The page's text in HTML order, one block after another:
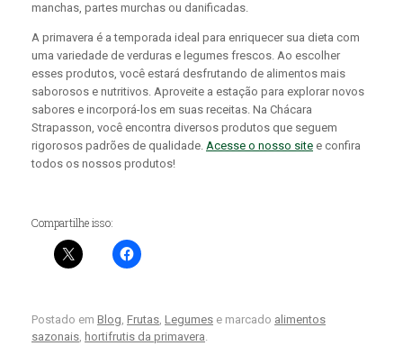
manchas, partes murchas ou danificadas.
A primavera é a temporada ideal para enriquecer sua dieta com
uma variedade de verduras e legumes frescos. Ao escolher
esses produtos, você estará desfrutando de alimentos mais
saborosos e nutritivos. Aproveite a estação para explorar novos
sabores e incorporá-los em suas receitas. Na Chácara
Strapasson, você encontra diversos produtos que seguem
rigorosos padrões de qualidade. Acesse o nosso site e confira
todos os nossos produtos!
Compartilhe isso:
Postado em Blog Frutas Legumes e marcado alimentos
sazonais hortifrutis da primavera